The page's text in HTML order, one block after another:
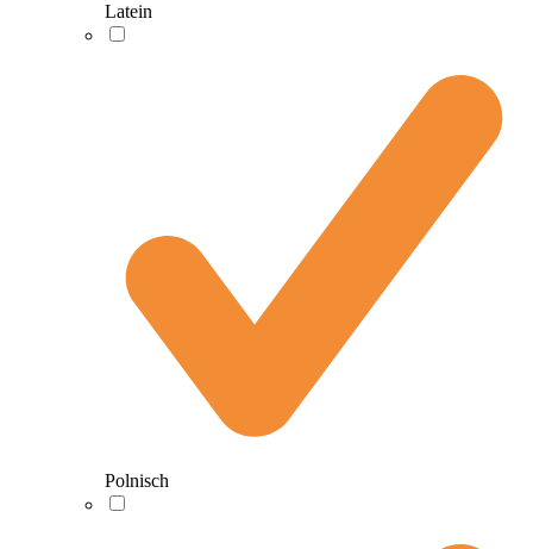
Latein
Polnisch